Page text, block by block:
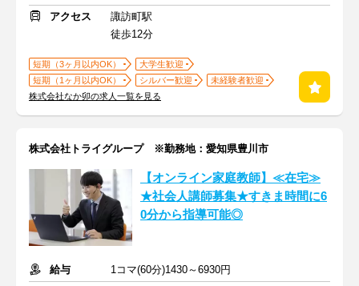
アクセス
諏訪町駅
徒歩12分
短期（3ヶ月以内OK）
大学生歓迎
短期（1ヶ月以内OK）
シルバー歓迎
未経験者歓迎
株式会社なか卯の求人一覧を見る
株式会社トライグループ ※勤務地：愛知県豊川市
【オンライン家庭教師】≪在宅≫
★社会人講師募集★すきま時間に6
0分から指導可能◎
給与
1コマ(60分)1430～6930円